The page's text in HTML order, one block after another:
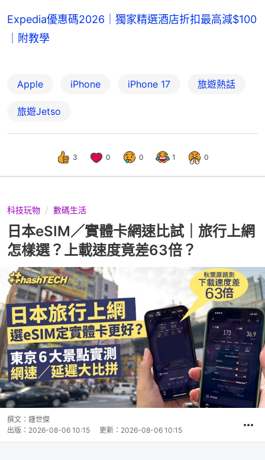
Expedia優惠碼2026｜獨家精選酒店折扣最高減$100
｜附教學
Apple iPhone iPhone 17 旅遊熱話
旅遊Jetso
3 0 0 1 0
科技玩物 數碼生活
日本eSIM／實體卡網速比試｜旅行上網
怎樣選？上載速度竟差63倍？
撰文： 鍾世傑
出版： 2026-08-06 10:15 更新： 2026-08-06 10:15